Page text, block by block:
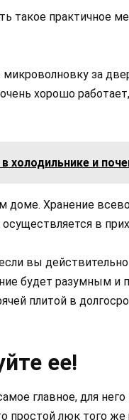
такое практичное
микроволновку за
хорошо
холодильнике и
доме. Хранение
в
вы действительно
будет разумным и
плитой в
ее!
главное, для него
люк того же